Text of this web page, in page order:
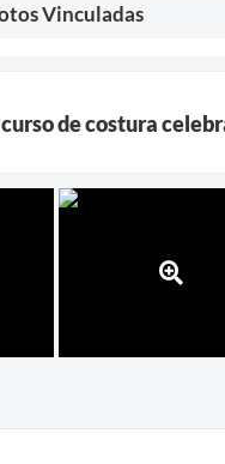
Vinculadas
de costura